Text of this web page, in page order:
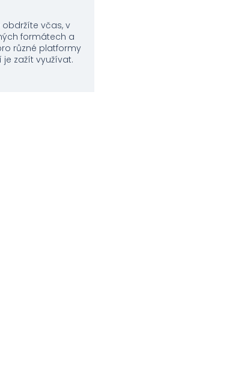
obdržíte včas, v
formátech a
různé platformy
je zažít využívat.